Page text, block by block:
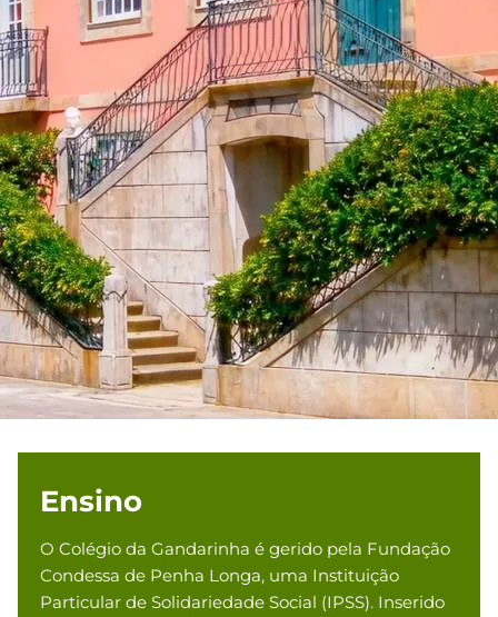
Ensino
O Colégio da Gandarinha é gerido pela Fundação
Condessa de Penha Longa, uma Instituição
Particular de Solidariedade Social (IPSS). Inserido